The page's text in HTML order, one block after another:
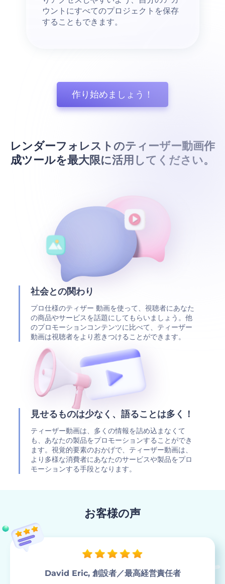
ウントにすべてのプロジェクトを保存
することもできます。
作り始めましょう！
レンダーフォレストのティーザー動画作
成ツールを最大限に活用してください。
社会との関わり
プロ仕様のティザー 動画を使って、視聴者にあなた
の商品やサービスを話題にしてもらいましょう。他
のプロモーションコンテンツに比べて、ティーザー
動画は視聴者をより惹きつけることができます。
見せるものは少なく、語ることは多く！
ティーザー動画は、多くの情報を詰め込まなくて
も、あなたの製品をプロモーションすることができ
ます。視覚的要素のおかげで、ティーザー動画は、
より多様な消費者にあなたのサービスや製品をプロ
モーションする手段となります。
お客様の声
David Eric, 創設者／最高経営責任者